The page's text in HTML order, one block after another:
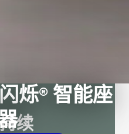
烁® 智能座
续